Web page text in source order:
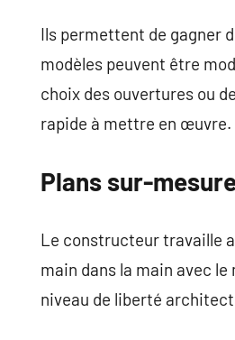
Ils permettent de gagner
modèles peuvent être
choix des ouvertures ou
rapide à mettre en œuvre.
Plans sur-
Le constructeur travaille
main dans la main avec
niveau de liberté